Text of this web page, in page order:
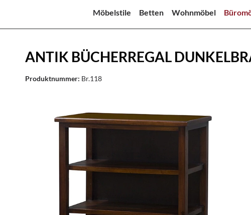
Möbelstile Betten Wohnmöbel
ANTIK BÜCHERREGAL
Produktnummer: Br.118